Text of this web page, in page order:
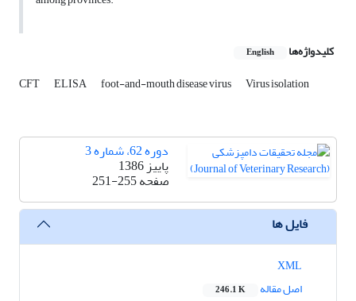
کلیدواژه‌ها English
CFT ELISA foot-and-mouth disease virus Virus isolation
دوره 62، شماره 3
پاییز 1386
صفحه251-255
فایل ها
اصل مقاله
246.1 K